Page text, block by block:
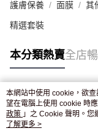
護膚保養 面膜 其
精選套裝
本分類熱賣全店
熱門標籤
熱銷排行
本網站中使用 cookie，欲
望在電腦上使用 cookie 時
政策 」之 Cookie 聲明。您
條款之 Cookie 聲明使用
了解更多 >